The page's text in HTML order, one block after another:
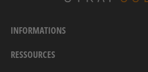
INFORMATIONS
RESSOURCES